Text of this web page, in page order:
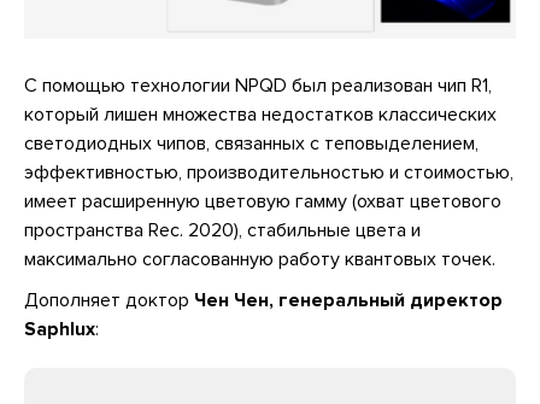
С помощью технологии NPQD был реализован чип R1,
который лишен множества недостатков классических
светодиодных чипов, связанных с теповыделением,
эффективностью, производительностью и стоимостью,
имеет расширенную цветовую гамму (охват цветового
пространства Rec. 2020), стабильные цвета и
максимально согласованную работу квантовых точек.
Дополняет доктор Чен Чен, генеральный директор
Saphlux: